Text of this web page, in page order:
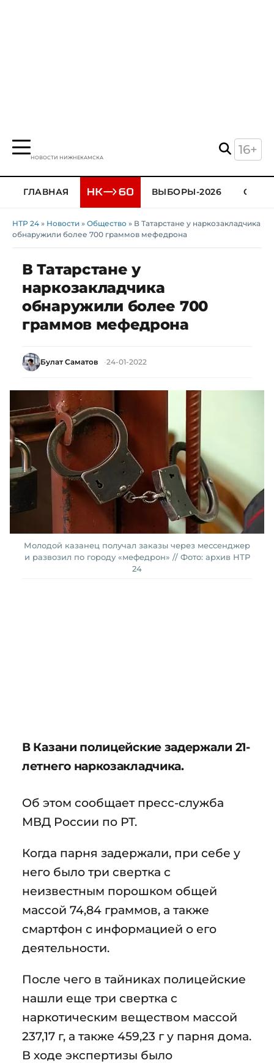
НОВОСТИ НИЖНЕКАМСКА
16+
ГЛАВНАЯ ВЫБОРЫ-2026
НТР 24 » Новости » Общество » В Татарстане у наркозакладчика
обнаружили более 700 граммов мефедрона
В Татарстане у
наркозакладчика
обнаружили более 700
граммов мефедрона
Булат Саматов 24-01-2022
Молодой казанец получал заказы через мессенджер
и развозил по городу «мефедрон» // Фото: архив НТР
24
В Казани полицейские задержали 21-
летнего наркозакладчика.
Об этом сообщает пресс-служба
МВД России по РТ.
Когда парня задержали, при себе у
него было три свертка с
неизвестным порошком общей
массой 74,84 граммов, а также
смартфон с информацией о его
деятельности.
После чего в тайниках полицейские
нашли еще три свертка с
наркотическим веществом массой
237,17 г, а также 459,23 г у парня дома.
В ходе экспертизы было